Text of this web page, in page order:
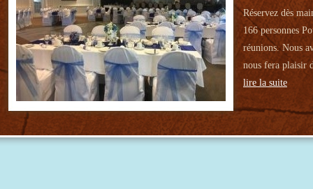
Réservez dès
166 personnes
réunions. Nous
nous fera plaisir
lire la suite